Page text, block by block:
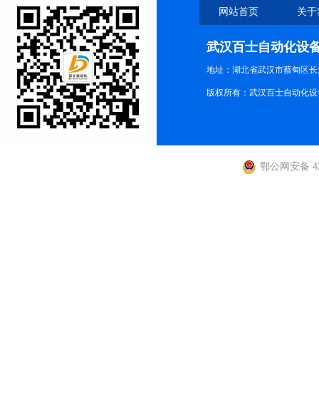
网站首页 关
武汉百士自动化设
地址：湖北省武汉市蔡甸区
版权所有：武汉百士自动化
鄂公网安备